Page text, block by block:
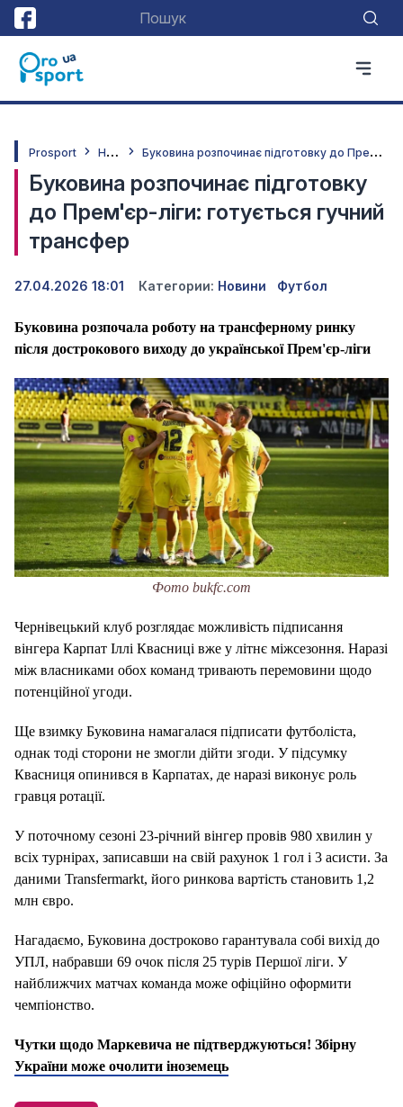
Prosport Н
овини Б
уковина розпочинає підготовку до Прем'єр-ліги: готується гучний трансфер
Буковина розпочинає підготовку
до Прем'єр-ліги: готується гучний
трансфер
27.04.2026 18:01 Категории: Новини Футбол
Буковина розпочала роботу на трансферному ринку
після дострокового виходу до української Прем'єр-ліги
Фото bukfc.com
Чернівецький клуб розглядає можливість підписання
вінгера Карпат Іллі Квасниці вже у літнє міжсезоння. Наразі
між власниками обох команд тривають перемовини щодо
потенційної угоди.
Ще взимку Буковина намагалася підписати футболіста,
однак тоді сторони не змогли дійти згоди. У підсумку
Квасниця опинився в Карпатах, де наразі виконує роль
гравця ротації.
У поточному сезоні 23-річний вінгер провів 980 хвилин у
всіх турнірах, записавши на свій рахунок 1 гол і 3 асисти. За
даними Transfermarkt, його ринкова вартість становить 1,2
млн євро.
Нагадаємо, Буковина достроково гарантувала собі вихід до
УПЛ, набравши 69 очок після 25 турів Першої ліги. У
найближчих матчах команда може офіційно оформити
чемпіонство.
Чутки щодо Маркевича не підтверджуються! Збірну
України може очолити іноземець